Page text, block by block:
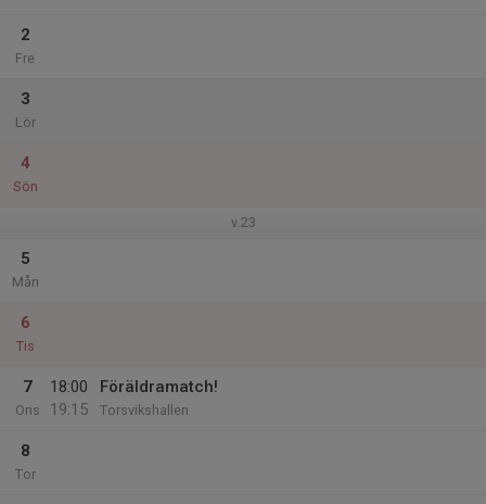
2
Fre
3
Lör
4
Sön
v.23
5
Mån
6
Tis
7
Ons
18:00
19:15
Föräldramatch!
Torsvikshallen
8
Tor